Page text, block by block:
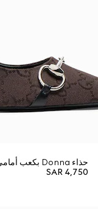
حذاء Donna بكعب أمامي عالٍ للنساء
SAR 4,750